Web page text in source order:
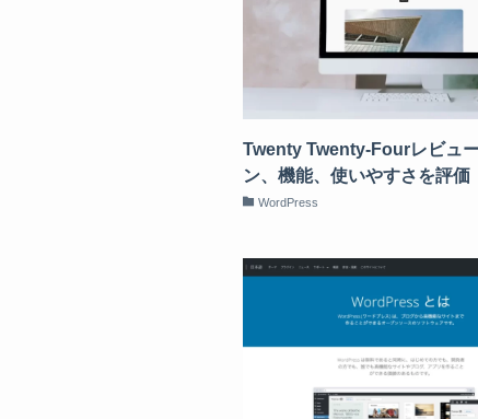
Twenty Twenty-Fourレビュ
ン、機能、使いやすさを評価
WordPress